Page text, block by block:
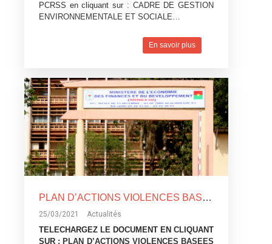
PCRSS en cliquant sur : CADRE DE GESTION
ENVIRONNEMENTALE ET SOCIALE…
En savoir plus
PLAN D’ACTIONS VIOLENCES BASEES SUR LE GENRE (VGB) DU PROJET D’URGENCE DE DEVELOPPEMENT TERRITORIAL ET DE RESILIENCE (PUDTR)
25/03/2021 Actualités
TELECHARGEZ LE DOCUMENT EN CLIQUANT
SUR : PLAN D’ACTIONS VIOLENCES BASEES